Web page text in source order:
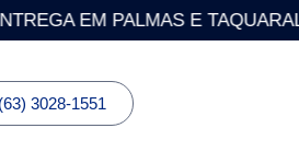
EM PALMAS E
(63) 3028-1551